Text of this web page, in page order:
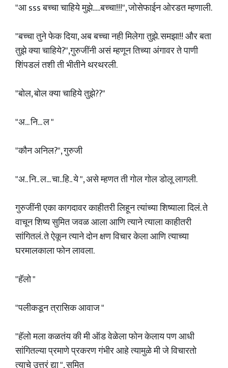
"आ sss बच्चा चाहिये मुझे.....बच्चा!!!", जोसेफाईन ओरडत म्हणाली.
"बच्चा तुने फेक दिया, अब बच्चा नही मिलेगा तुझे. समझा!! और बता
तुझे क्या चाहिये?",गुरुजींनी असं म्हणून तिच्या अंगावर ते पाणी
शिंपडलं तशी ती भीतीने थरथरली.
"बोल, बोल क्या चाहिये तुझे??"
"अ... नि... ल "
"कौन अनिल?", गुरुजी
"अ.. नि.. ल... चा..हि.. ये ", असे म्हणत ती गोल गोल डोलू लागली.
गुरुजींनी एका कागदावर काहीतरी लिहून त्यांच्या शिष्याला दिलं. ते
वाचून शिष्य सुमित जवळ आला आणि त्याने त्याला काहीतरी
सांगितलं. ते ऐकून त्याने दोन क्षण विचार केला आणि त्याच्या
घरमालकाला फोन लावला.
"हॅलो "
"पलीकडून त्रासिक आवाज "
"हॅलो मला कळतंय की मी ऑड वेळेला फोन केलाय पण आधी
सांगितल्या प्रमाणे प्रकरण गंभीर आहे त्यामुळे मी जे विचारतो